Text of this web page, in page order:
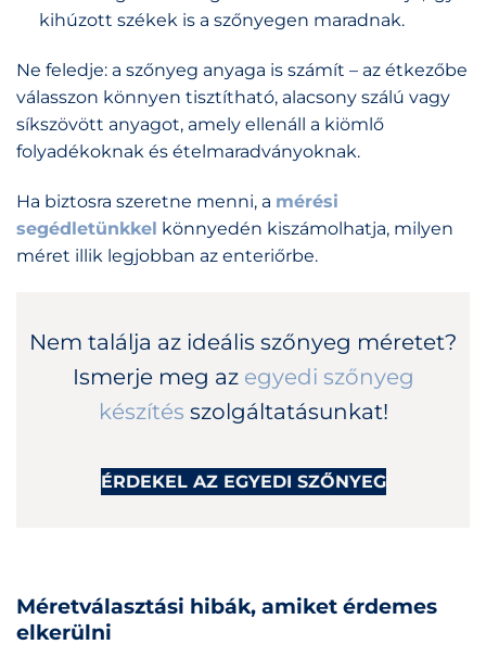
kihúzott székek is a szőnyegen maradnak.
Ne feledje: a szőnyeg anyaga is számít – az étkezőbe
válasszon könnyen tisztítható, alacsony szálú vagy
síkszövött anyagot, amely ellenáll a kiömlő
folyadékoknak és ételmaradványoknak.
Ha biztosra szeretne menni, a mérési
segédletünkkel könnyedén kiszámolhatja, milyen
méret illik legjobban az enteriőrbe.
Nem találja az ideális szőnyeg méretet?
Ismerje meg az egyedi szőnyeg
készítés szolgáltatásunkat!
ÉRDEKEL AZ EGYEDI SZŐNYEG
Méretválasztási hibák, amiket érdemes
elkerülni